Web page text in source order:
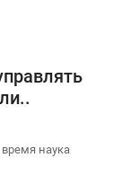
наука